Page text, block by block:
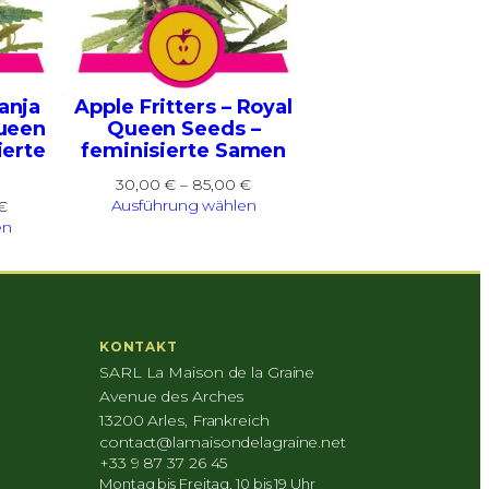
Preisspanne:
30,00 €
85,00 €
Apple Fritters – Royal
Queen Seeds –
feminisierte Samen
30,00€ – 85,00€Preisspanne:
30,00 €
Ausführung wählen
KONTAKT
SARL La Maison de la Graine
Avenue des Arches
13200 Arles, Frankreich
contact@lamaisondelagraine.net
+33 9 87 37 26 45
Montag bis Freitag, 10 bis 19 Uhr